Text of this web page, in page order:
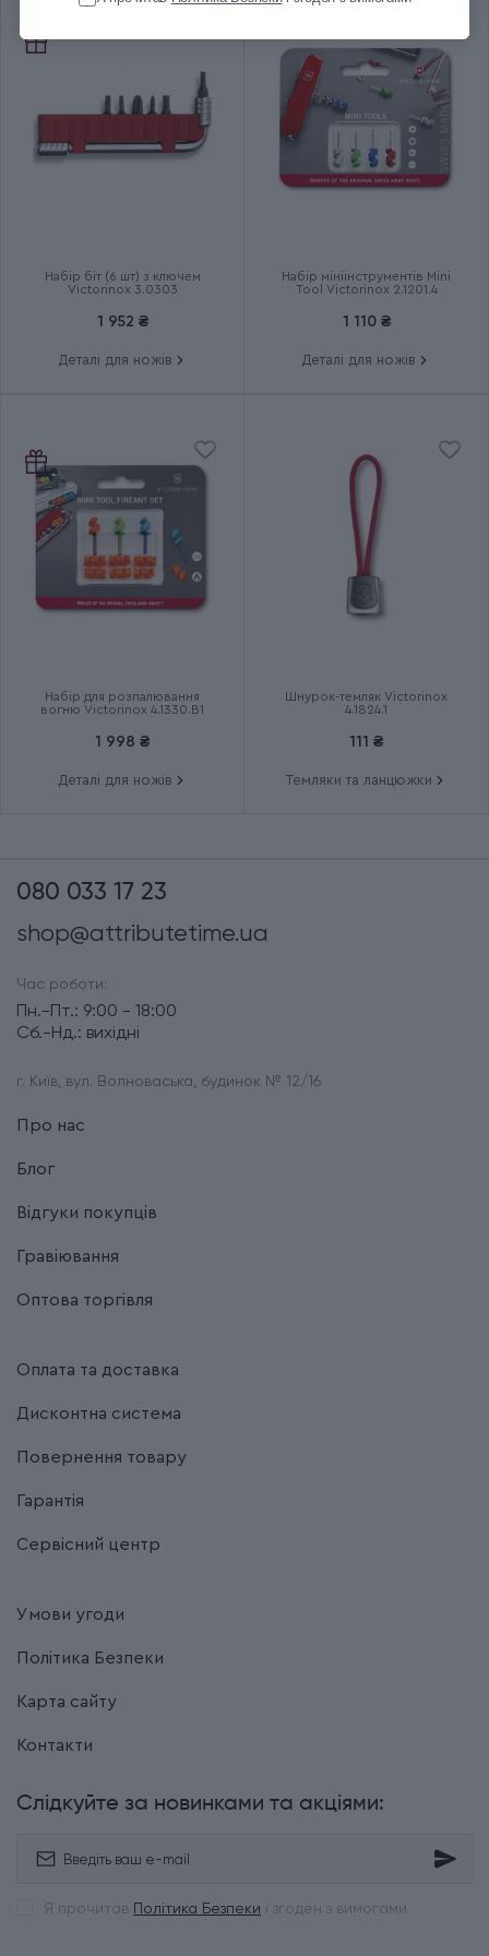
Garden Floral
Серійний
Швейцарія
Довічна
Набір біт (6 шт) з ключем
Victorinox 3.0303
1 952 ₴
Деталі для ножів
Набір мініінструментів Mini
Tool Victorinox 2.1201.4
1 110 ₴
Деталі для ножів
Набір для розпалювання
вогню Victorinox 4.1330.B1
1 998 ₴
Деталі для ножів
Шнурок-темляк Victorinox
4.1824.1
111 ₴
Темляки та ланцюжки
080 033 17 23
shop@attributetime.ua
Час роботи:
Пн.-Пт.: 9:00 - 18:00
Сб.-Нд.: вихідні
г. Київ, вул. Волноваська, будинок № 12/16
Про нас
Блог
Відгуки покупців
Гравіювання
Оптова торгівля
Оплата та доставка
Дисконтна система
Повернення товару
Гарантія
Сервісний центр
Умови угоди
Політика Безпеки
Карта сайту
Контакти
Слідкуйте за новинками та акціями:
Я прочитав Політика Безпеки і згоден з вимогами